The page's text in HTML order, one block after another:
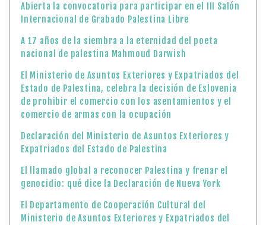
Abierta la convocatoria para participar en el III Salón
Internacional de Grabado Palestina Libre
A 17 años de la siembra a la eternidad del poeta
nacional de palestina Mahmoud Darwish
El Ministerio de Asuntos Exteriores y Expatriados del
Estado de Palestina, celebra la decisión de Eslovenia
de prohibir el comercio con los asentamientos y el
comercio de armas con la ocupación
Declaración del Ministerio de Asuntos Exteriores y
Expatriados del Estado de Palestina
El llamado global a reconocer Palestina y frenar el
genocidio: qué dice la Declaración de Nueva York
El Departamento de Cooperación Cultural del
Ministerio de Asuntos Exteriores y Expatriados del